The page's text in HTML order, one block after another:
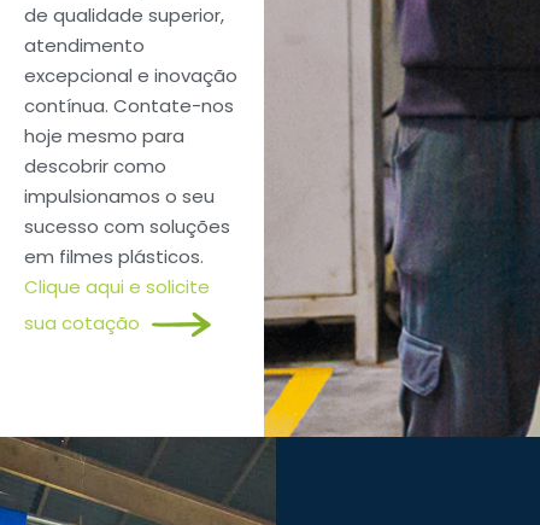
de qualidade superior,
atendimento
excepcional e inovação
contínua. Contate-nos
hoje mesmo para
descobrir como
impulsionamos o seu
sucesso com soluções
em filmes plásticos.
Clique aqui e solicite
sua cotação